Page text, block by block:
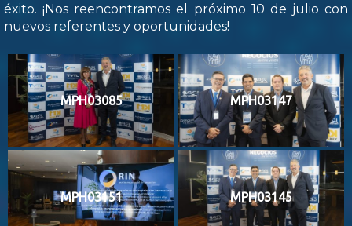
éxito. ¡Nos reencontramos el próximo 10 de julio con
nuevos referentes y oportunidades!
MPH03085 MPH03147
MPH03151 MPH03145